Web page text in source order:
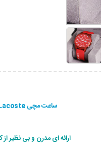
ساعت مچی Lacoste مدل Papillon
ارائه ای مدرن و بی نظير